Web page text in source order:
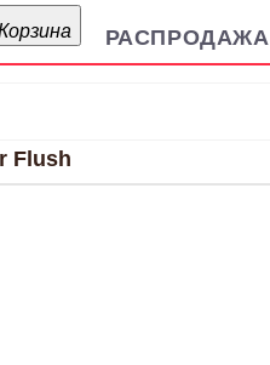
РАСПРОДАЖА
Flush